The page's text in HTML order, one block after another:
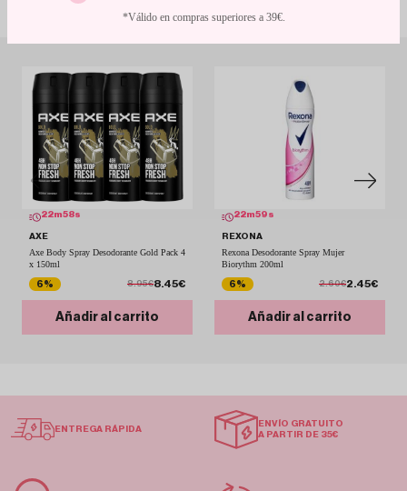
22m57s
AXE
Axe Body Spray Desodorante Gold Pack 4
x 150ml
6%
8.95€8.45€
Añadir al carrito
22m58 s
REXONA
Rexona Desodorante Spray Mujer
Biorythm 200ml
6%
2.60€2.45€
Añadir al carrito
ENTREGA RÁPIDA
ENVÍO GRATUITO
A PARTIR DE 35€
*Válido en compras superiores a 39€.